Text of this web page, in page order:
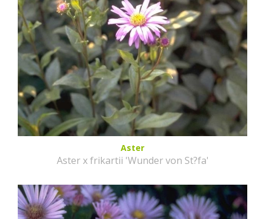
Aster
Aster x frikartii 'Wunder von St?fa'